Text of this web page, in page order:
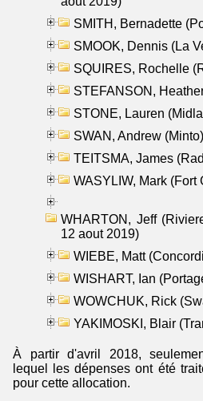
SMITH, Bernadette
SMOOK, Dennis (La
SQUIRES, Rochelle
STEFANSON,
STONE, Lauren
SWAN, Andrew (Minto)
TEITSMA, James
WASYLIW, Mark (Fort
WHARTON, Jeff
12 aout 2019)
WIEBE, Matt
WISHART, Ian
WOWCHUK, Rick
YAKIMOSKI, Blair
À partir d'avril 2018,
lequel les dépenses ont été
pour cette allocation.